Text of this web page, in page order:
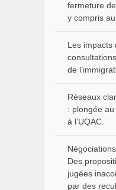
fermeture
y compris
Les impacts
de
Réseaux
: plongée
à l’UQAC.
Des
jugées
par des